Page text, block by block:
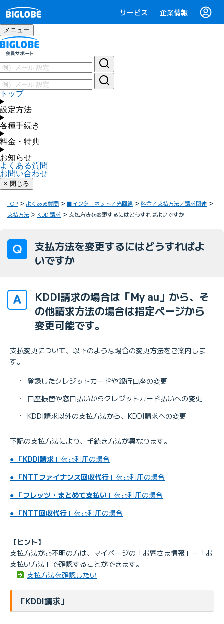
サービス 企業情報
メニュー
トップ
設定方法
各種手続き
料金・特典
お知らせ
よくある質問
お問い合わせ
× 閉じる
TOP よくある質問 ■インターネット／光回線
料金／支払方法／請求関連
支払方法
KDDI請求 支払方法を変更するにはどうすればよいですか
支払方法を変更するにはどうすればよ
いですか
KDDI請求の場合は「My au」から、そ
の他請求方法の場合は指定ページから
変更可能です。
支払変更について、以下のような場合の変更方法をご案内しま
す。
・
登録したクレジットカードや銀行口座の変更
・
口座振替や窓口払いからクレジットカード払いへの変更
・
KDDI請求以外の支払方法から、KDDI請求への変更
下記の支払方法により、手続き方法が異なります。
● 「KDDI請求」 をご利用の場合
● 「NTTファイナンス回収代行」 をご利用の場合
● 「フレッツ・まとめて支払い」 をご利用の場合
● 「NTT回収代行」 をご利用の場合
【ヒント】
支払方法がご不明の方は、マイページの「お客さま情報」－「お
支払い方法」で確認することができます。
支払方法を確認したい
「KDDI請求」